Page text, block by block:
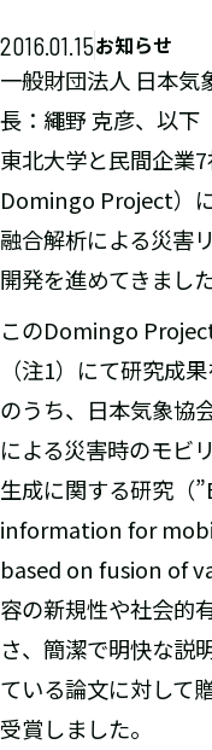
2016.01.15お知らせ
一般財団法人 日本気
長：繩野 克彦、以下
東北大学と民間企業
Domingo Project）
融合解析による災害
開発を進めてきました
このDomingo
（注1）にて研究成
のうち、日本気象協
による災害時のモビ
生成に関する研究（
information for
based on fusion of
容の新規性や社会的
さ、簡潔で明快な説
ている論文に対して
受賞しました。